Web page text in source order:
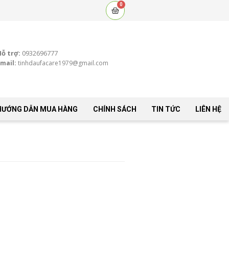
0
Cart
trợ: 0932696777
tinhdaufacare1979@gmail.com
DẪN MUA HÀNG CHÍNH SÁCH TIN TỨC LIÊN HỆ